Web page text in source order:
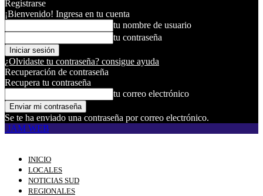
Registrarse
¡Bienvenido! Ingresa en tu cuenta
tu nombre de usuario
tu contraseña
¿Olvidaste tu contraseña? consigue ayuda
Recuperación de contraseña
Recupera tu contraseña
tu correo electrónico
Se te ha enviado una contraseña por correo electrónico.
JAM WEB
INICIO
LOCALES
NOTICIAS SUD
REGIONALES